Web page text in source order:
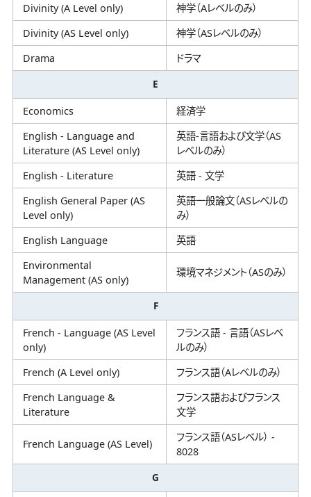
Divinity (A Level only)
神学（Aレベルのみ）
Divinity (AS Level only)
神学（ASレベルのみ）
Drama
ドラマ
E
Economics
経済学
English - Language and
Literature (AS Level only)
英語-言語および文学（AS
レベルのみ）
English - Literature
英語 - 文学
English General Paper (AS
Level only)
英語一般論文（ASレベルの
み）
English Language
英語
Environmental
Management (AS only)
環境マネジメント（ASのみ）
F
French - Language (AS Level
only)
フランス語 - 言語（ASレベ
ルのみ）
French (A Level only)
フランス語（Aレベルのみ）
French Language &
Literature
フランス語およびフランス
文学
French Language (AS Level)
フランス語（ASレベル） -
8028
G